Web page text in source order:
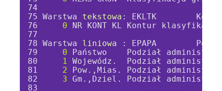
Warstwa tekstowa : EKLTK
0 NR KONT KL Kontur
Warstwa liniowa
: EPAPA
0 Państwo    Podział
1 Wojewódz.  Podział
2 Pow.,Mias. Podział
3 Gm.,Dziel. Podział